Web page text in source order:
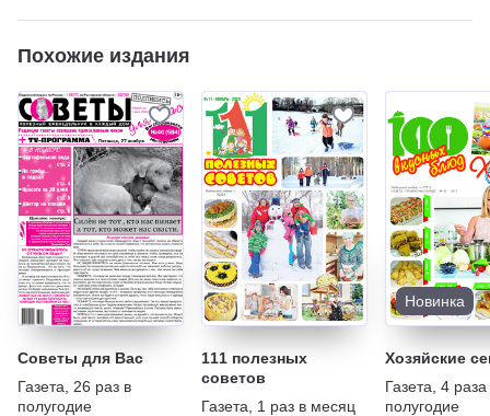
Похожие издания
Советы для Вас
Газета
26 раз в
полугодие
111 полезных
советов
Газета
1 раз в месяц
Новинка
Хозяйские
Газета 4 раза
полугодие